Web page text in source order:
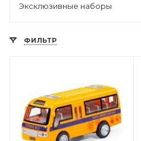
Эксклюзивные наборы
ФИЛЬТР